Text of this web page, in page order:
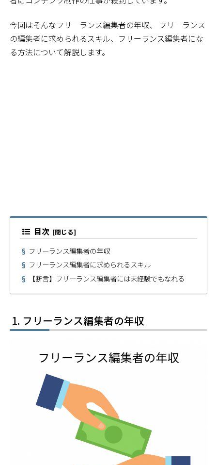
今回はそんなフリーランス編集者の年収、 フリーランス
の編集者に求められるスキル、フリーランス編集者にな
る方法について解説します。
目次
フリーランス編集者の年収
フリーランス編集者に求められるスキル
【断言】フリーランス編集者には未経験でもなれる
フリーランス編集者の年収